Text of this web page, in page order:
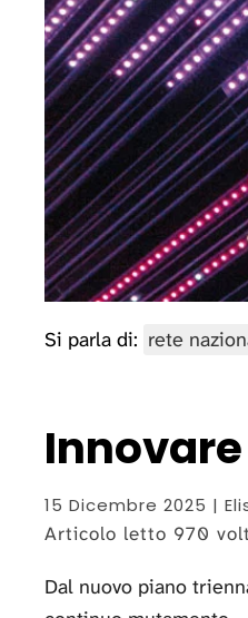
Si parla di: rete
15 Dicembre 2025 |
Articolo letto 970
Dal nuovo piano